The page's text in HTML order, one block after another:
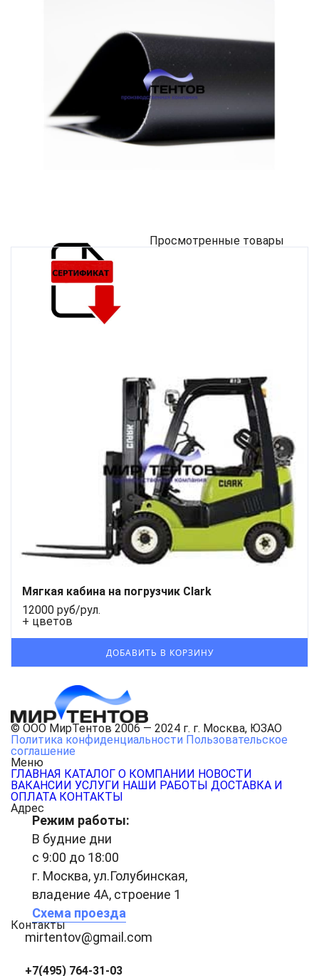
Просмотренные товары
Мягкая кабина на погрузчик Clark
12000 руб/рул.
+ цветов
© ООО МирТентов 2006 — 2024 г. г. Москва, ЮЗАО
Политика конфиденциальности Пользовательское
соглашение
Меню
ГЛАВНАЯ КАТАЛОГ О КОМПАНИИ НОВОСТИ
ВАКАНСИИ УСЛУГИ НАШИ РАБОТЫ ДОСТАВКА И
ОПЛАТА КОНТАКТЫ
Адрес
Режим работы:
В будние дни
с 9:00 до 18:00
г. Москва, ул.Голубинская,
владение 4А, строение 1
Схема проезда
Контакты
mirtentov@gmail.com
+7(495) 764-31-03